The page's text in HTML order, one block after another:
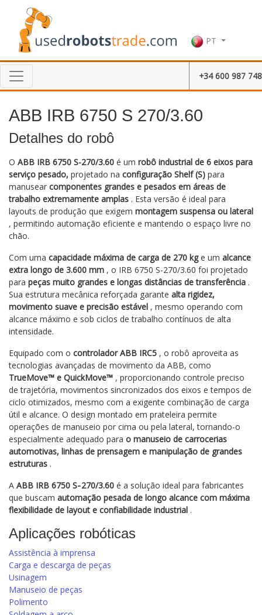
PT
+34 600 987 748
ABB IRB 6750 S 270/3.60
Detalhes do robô
O ABB IRB 6750 S-270/3.60 é um robô industrial de 6 eixos para
serviço pesado, projetado na configuração Shelf (S) para
manusear componentes grandes e pesados em áreas de
trabalho extremamente amplas . Esta versão é ideal para
layouts de produção que exigem montagem suspensa ou lateral
, permitindo automação eficiente e mantendo o espaço livre no
chão.
Com uma capacidade máxima de carga de 270 kge um alcance
extra longo de 3.600 mm , o IRB 6750 S-270/3.60 foi projetado
para peças muito grandes e longas distâncias de transferência .
Sua estrutura mecânica reforçada garante alta rigidez,
movimento suave e precisão estável , mesmo operando com
alcance máximo e sob ciclos de trabalho contínuos de alta
intensidade.
Equipado com o controlador ABB IRC5 , o robô aproveita as
tecnologias avançadas de movimento da ABB, como
TrueMove™ e QuickMove™ , proporcionando controle preciso
de trajetória, movimentos sincronizados dos eixos e tempos de
ciclo otimizados, mesmo com a exigente combinação de carga
útil e alcance. O design montado em prateleira permite
operações de manuseio por cima ou pela lateral, tornando-o
especialmente adequado para o manuseio de carrocerias
automotivas, linhas de prensagem e manipulação de grandes
estruturas .
A ABB IRB 6750 S‑270/3.60 é a solução ideal para fabricantes
que buscam automação pesada de longo alcance com máxima
flexibilidade de layout e confiabilidade industrial .
Aplicações robóticas
Assistência à imprensa
Carga e descarga de peças
Usinagem
Manuseio de peças
Polimento